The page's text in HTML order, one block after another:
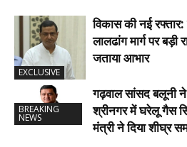
EXCLUSIVE
विकास की नई
लालढांग मार्ग पर
जताया आभार
BREAKING
NEWS
गढ़वाल सांसद बलूनी ने
श्रीनगर में घरेलू गैस
मंत्री ने दिया शीघ्र